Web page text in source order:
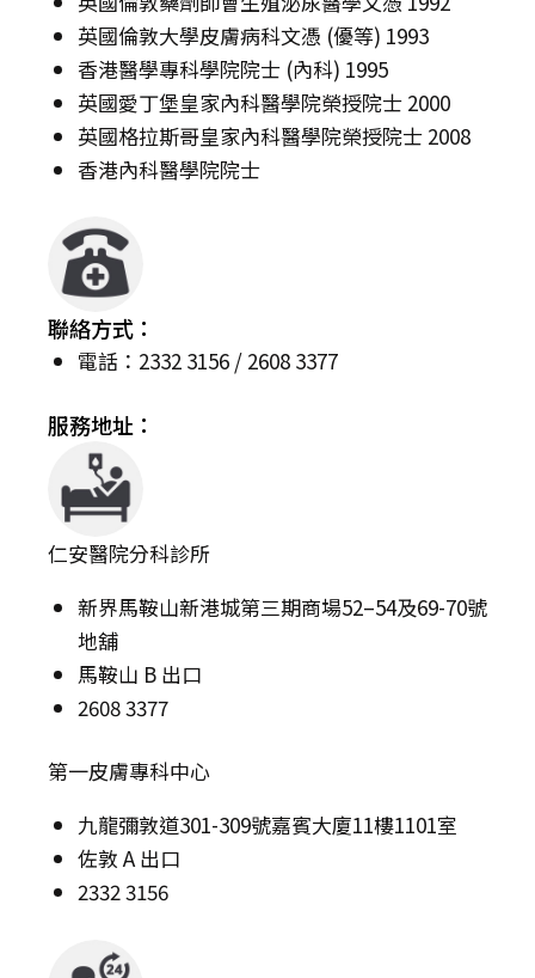
英國倫敦大學皮膚病科文憑 (優等) 1993
香港醫學專科學院院士 (內科) 1995
英國愛丁堡皇家內科醫學院榮授院士 2000
英國格拉斯哥皇家內科醫學院榮授院士 2008
香港內科醫學院院士
聯絡方式：
電話：2332 3156 / 2608 3377
服務地址：
仁安醫院分科診所
新界馬鞍山新港城第三期商場52–54及69-70號
地舖
馬鞍山 B 出口
2608 3377
第一皮膚專科中心
九龍彌敦道301-309號嘉賓大廈11樓1101室
佐敦 A 出口
2332 3156